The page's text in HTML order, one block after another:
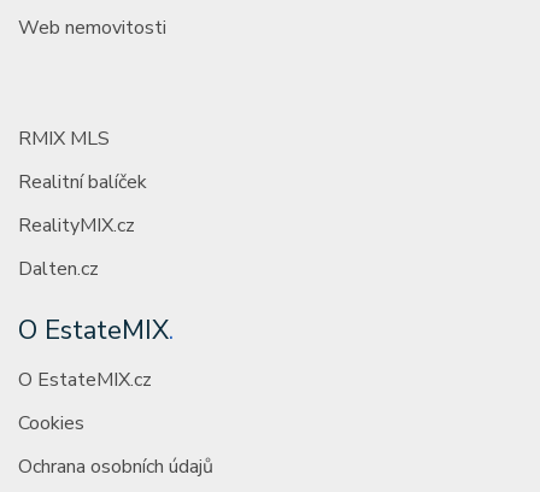
Web nemovitosti
RMIX MLS
Realitní balíček
RealityMIX.cz
Dalten.cz
O EstateMIX.
O EstateMIX.cz
Cookies
Ochrana osobních údajů